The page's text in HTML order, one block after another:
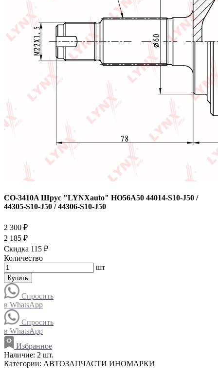
CO-3410A Шрус "LYNXauto" HO56A50 44014-S10-J50 /
44305-S10-J50 / 44306-S10-J50
2 300 ₽
2 185 ₽
Скидка 115 ₽
Количество
шт
Купить
Спросить
в WhatsApp
Спросить
в WhatsApp
Избранное
Наличие: 2 шт.
Категории: АВТОЗАПЧАСТИ ИНОМАРКИ